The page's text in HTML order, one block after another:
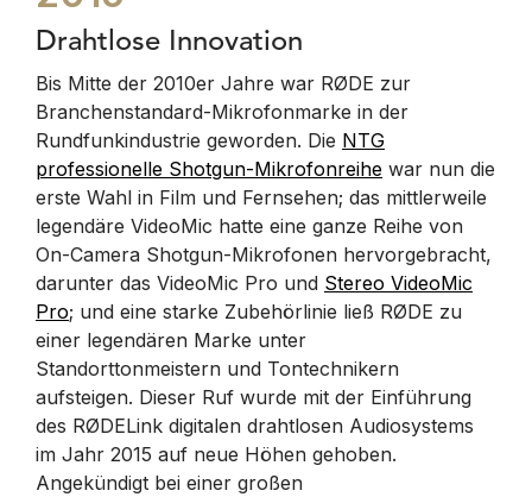
Drahtlose Innovation
Bis Mitte der 2010er Jahre war RØDE zur
Branchenstandard-Mikrofonmarke in der
Rundfunkindustrie geworden. Die NTG
professionelle Shotgun-Mikrofonreihe war nun die
erste Wahl in Film und Fernsehen; das mittlerweile
legendäre VideoMic hatte eine ganze Reihe von
On-Camera Shotgun-Mikrofonen hervorgebracht,
darunter das VideoMic Pro und Stereo VideoMic
Pro; und eine starke Zubehörlinie ließ RØDE zu
einer legendären Marke unter
Standorttonmeistern und Tontechnikern
aufsteigen. Dieser Ruf wurde mit der Einführung
des RØDELink digitalen drahtlosen Audiosystems
im Jahr 2015 auf neue Höhen gehoben.
Angekündigt bei einer großen